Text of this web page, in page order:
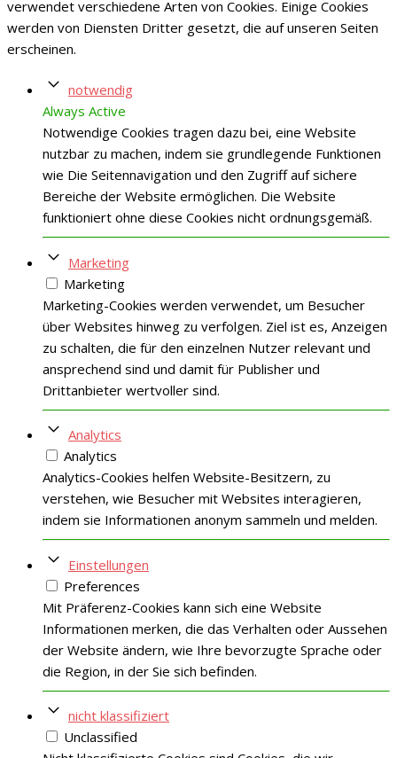
verwendet verschiedene Arten von Cookies. Einige Cookies
werden von Diensten Dritter gesetzt, die auf unseren Seiten
erscheinen.
notwendig
Always Active
Notwendige Cookies tragen dazu bei, eine Website
nutzbar zu machen, indem sie grundlegende Funktionen
wie Die Seitennavigation und den Zugriff auf sichere
Bereiche der Website ermöglichen. Die Website
funktioniert ohne diese Cookies nicht ordnungsgemäß.
Marketing
Marketing
Marketing-Cookies werden verwendet, um Besucher
über Websites hinweg zu verfolgen. Ziel ist es, Anzeigen
zu schalten, die für den einzelnen Nutzer relevant und
ansprechend sind und damit für Publisher und
Drittanbieter wertvoller sind.
Analytics
Analytics
Analytics-Cookies helfen Website-Besitzern, zu
verstehen, wie Besucher mit Websites interagieren,
indem sie Informationen anonym sammeln und melden.
Einstellungen
Preferences
Mit Präferenz-Cookies kann sich eine Website
Informationen merken, die das Verhalten oder Aussehen
der Website ändern, wie Ihre bevorzugte Sprache oder
die Region, in der Sie sich befinden.
nicht klassifiziert
Unclassified